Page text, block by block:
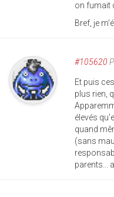
on fumait
Bref, je
#105620
Et puis
plus rien,
élevés
quand
(sans
parents...